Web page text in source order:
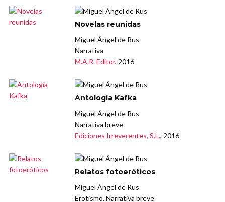
Novelas reunidas
Miguel Ángel de Rus
Narrativa
M.A.R. Editor, 2016
Antología Kafka
Miguel Ángel de Rus
Narrativa breve
Ediciones Irreverentes, S.L., 2016
Relatos fotoeróticos
Miguel Ángel de Rus
Erotismo, Narrativa breve